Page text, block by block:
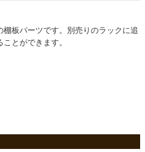
板パーツです。別売りのラックに追
とができます。